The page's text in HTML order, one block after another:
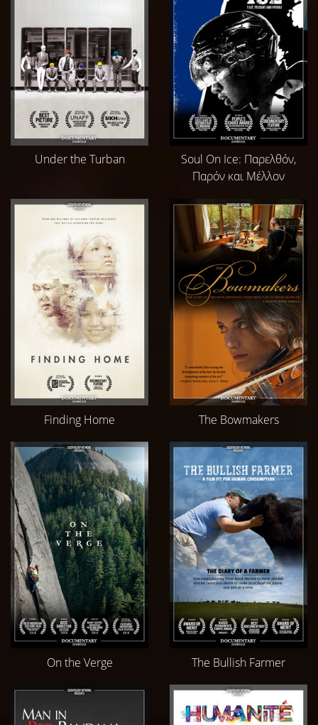
Under the Turban
Soul On Ice: Παρελθόν,
Παρόν και Μέλλον
Finding Home The Bowmakers
On the Verge The Bullish Farmer